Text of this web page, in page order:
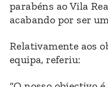
parabéns ao Vila
acabando por ser
Relativamente aos
equipa, referiu: